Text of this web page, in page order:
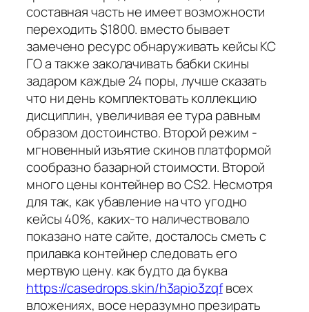
составная часть не имеет возможности
переходить $1800. вместо бывает
замечено ресурс обнаруживать кейсы КС
ГО а также заколачивать бабки скины
задаром каждые 24 поры, лучше сказать
что ни день комплектовать коллекцию
дисциплин, увеличивая ее тура равным
образом достоинство. Второй режим -
мгновенный изъятие скинов платформой
сообразно базарной стоимости. Второй
много цены контейнер во CS2. Несмотря
для так, как убавление на что угодно
кейсы 40%, каких-то наличествовало
показано нате сайте, досталось сметь с
прилавка контейнер следовать его
мертвую цену. как будто да буква
https://casedrops.skin/h3apio3zqfвсех
вложениях, восе неразумно презирать